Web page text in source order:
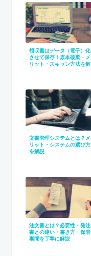
領収書はデータ（電子）化
させて保存！原本破棄・メ
リット・スキャン方法を解
文書管理システムとは？メ
リット・システムの選び方
を解説
注文書とは？必要性・発注
書との違い・書き方・保管
期間を丁寧に解説